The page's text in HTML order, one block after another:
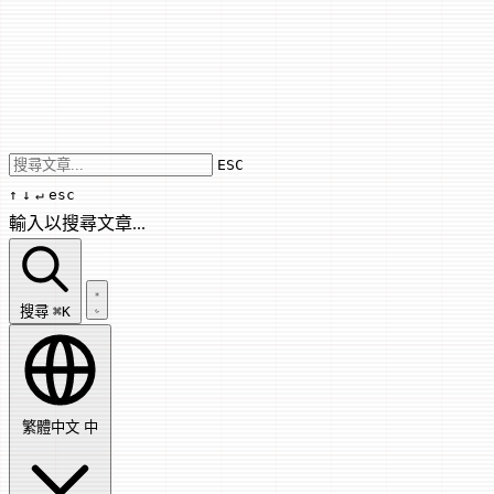
Use arrow keys to navigate results,
ESC
↑ ↓ ↵ esc
輸入以搜尋文章...
搜尋文章...
搜尋 ⌘K
繁體中文 中